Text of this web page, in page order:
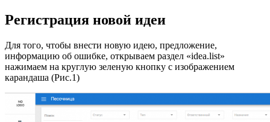
Регистрация новой идеи
Для того, чтобы внести новую идею, предложение,
информацию об ошибке, открываем раздел «idea.list»
нажимаем на круглую зеленую кнопку с изображением
карандаша (Рис.1)